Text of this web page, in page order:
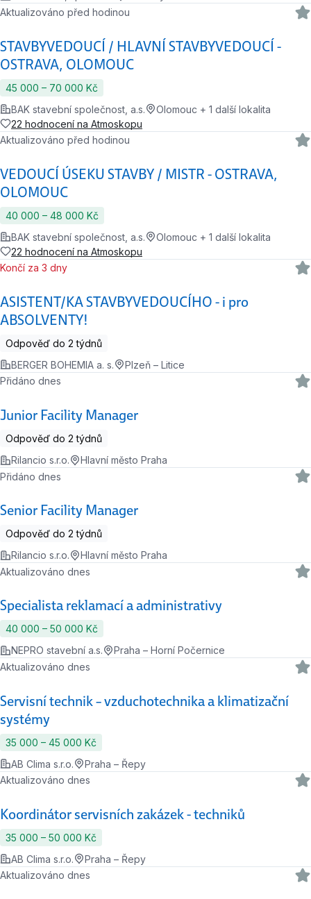
STAVBYVEDOUCÍ / HLAVNÍ STAVBYVEDOUCÍ -
OSTRAVA, OLOMOUC
Aktualizováno před hodinou
45 000 ‍–‍ 70 000 Kč
BAK stavební společnost, a.s.
Olomouc + 1 další lokalita
22 hodnocení na Atmoskopu
VEDOUCÍ ÚSEKU STAVBY / MISTR - OSTRAVA,
OLOMOUC
Aktualizováno před hodinou
40 000 ‍–‍ 48 000 Kč
BAK stavební společnost, a.s.
Olomouc + 1 další lokalita
22 hodnocení na Atmoskopu
ASISTENT/KA STAVBYVEDOUCÍHO - i pro
ABSOLVENTY!
Končí za 3 dny
Odpověď do 2 týdnů
BERGER BOHEMIA a. s.
Plzeň – Litice
Junior Facility Manager
Přidáno dnes
Odpověď do 2 týdnů
Rilancio s.r.o.
Hlavní město Praha
Senior Facility Manager
Přidáno dnes
Odpověď do 2 týdnů
Rilancio s.r.o.
Hlavní město Praha
Specialista reklamací a administrativy
Aktualizováno dnes
40 000 ‍–‍ 50 000 Kč
NEPRO stavební a.s.
Praha – Horní Počernice
Servisní technik – vzduchotechnika a klimatizační
systémy
Aktualizováno dnes
35 000 ‍–‍ 45 000 Kč
AB Clima s.r.o.
Praha – Řepy
Koordinátor servisních zakázek - techniků
Aktualizováno dnes
35 000 ‍–‍ 50 000 Kč
AB Clima s.r.o.
Praha – Řepy
Aktualizováno dnes